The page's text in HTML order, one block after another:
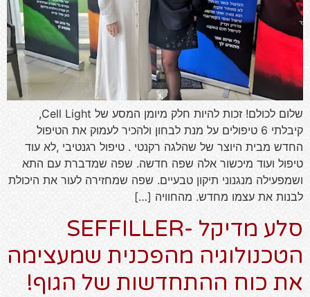
שלום לכולם! זכות להיות חלק מיומן המסע של Cell Light,
קיבלתי 6 טיפולים על מנת לבחון ולהכיר לעמוק את הטיפול
החדש מבית היוצר של שהלגה רקנטי . טיפול רגנטיבי ,לא עוד
טיפול ועוד מיכשור אלה שפה חדשה. שפה שמדברת עם התא
ושמפעילה מנגנוני תיקון טבעיים. שפה שמחזירה לעור את היכולת
לבנות את עצמו מחדש. מהחוויה […]
סלע מדיקל -SEFFILLER
הטכנולוגיה מהפכנית שמעצימה
את כוח ההתחדשות של הגוף!